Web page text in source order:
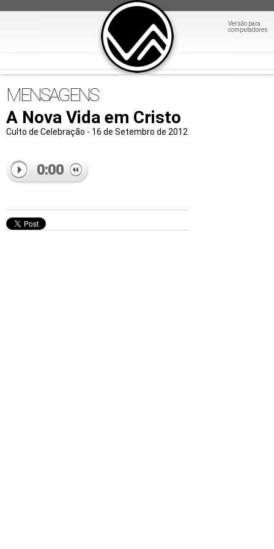
Versão para
computadores
MENSAGENS
A Nova Vida em Cristo
Culto de Celebração - 16 de Setembro de 2012
0:00